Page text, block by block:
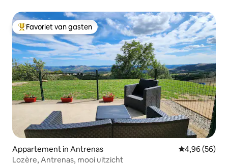
Topfavoriet van gasten
Favoriet van gasten
Appartement in Antrenas Gemiddelde
4,96 (56)
Lozère, Antrenas, mooi uitzicht